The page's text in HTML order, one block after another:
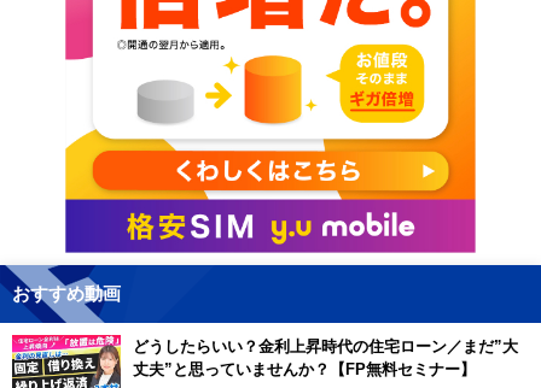
おすすめ動画
どうしたらいい？金利上昇時代の住宅ローン／まだ”大
丈夫”と思っていませんか？【FP無料セミナー】